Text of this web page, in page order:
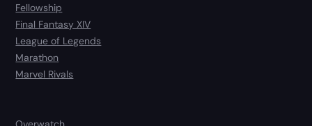
Fellowship
Final Fantasy XIV
League of Legends
Marathon
Marvel Rivals